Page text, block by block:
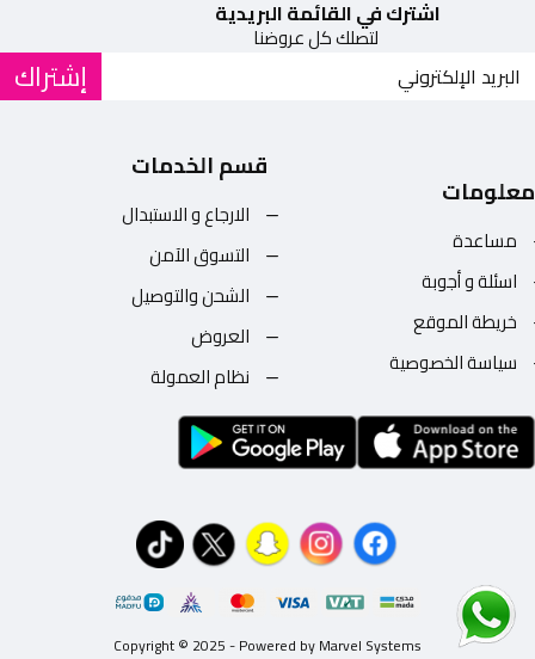
اشترك في القائمة البريدية
لتصلك كل عروضنا
إشتراك
معلومات
مساعدة
اسئلة و أجوبة
خريطة الموقع
سياسة الخصوصية
قسم الخدمات
الارجاع و الاستبدال
التسوق الآمن
الشحن والتوصيل
العروض
نظام العمولة
Copyright © 2025 - Powered by Marvel Systems